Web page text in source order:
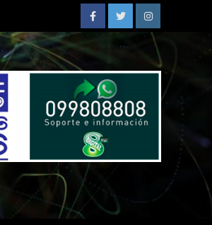
FacebookTwitterInstagram